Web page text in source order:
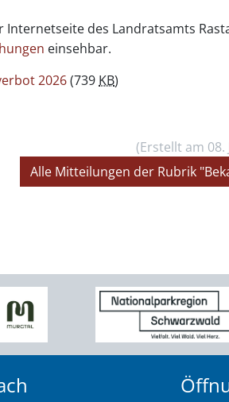
Internetseite des Landratsamts
einsehbar.
2026(739 KB)
(Erstellt am 08.
Alle Mitteilungen der Rubrik